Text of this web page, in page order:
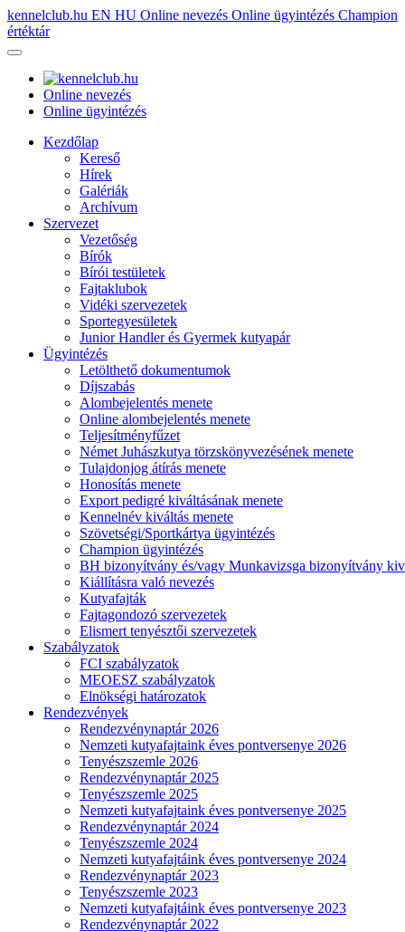
kennelclub.hu EN HU Online nevezés Online ügyintézés Champion
értéktár
Online nevezés
Online ügyintézés
Kezdőlap
Kereső
Hírek
Galériák
Archívum
Szervezet
Vezetőség
Bírók
Bírói testületek
Fajtaklubok
Vidéki szervezetek
Sportegyesületek
Junior Handler és Gyermek kutyapár
Ügyintézés
Letölthető dokumentumok
Díjszabás
Alombejelentés menete
Online alombejelentés menete
Teljesítményfűzet
Német Juhászkutya törzskönyvezésének menete
Tulajdonjog átírás menete
Honosítás menete
Export pedigré kiváltásának menete
Kennelnév kiváltás menete
Szövetségi/Sportkártya ügyintézés
Champion ügyintézés
BH bizonyítvány és/vagy Munkavizsga bizonyítvány
Kiállításra való nevezés
Kutyafajták
Fajtagondozó szervezetek
Elismert tenyésztői szervezetek
Szabályzatok
FCI szabályzatok
MEOESZ szabályzatok
Elnökségi határozatok
Rendezvények
Rendezvénynaptár 2026
Nemzeti kutyafajtaink éves pontversenye 2026
Tenyészszemle 2026
Rendezvénynaptár 2025
Tenyészszemle 2025
Nemzeti kutyafajtaink éves pontversenye 2025
Rendezvénynaptár 2024
Tenyészszemle 2024
Nemzeti kutyafajtáink éves pontversenye 2024
Rendezvénynaptár 2023
Tenyészszemle 2023
Nemzeti kutyafajtáink éves pontversenye 2023
Rendezvénynaptár 2022